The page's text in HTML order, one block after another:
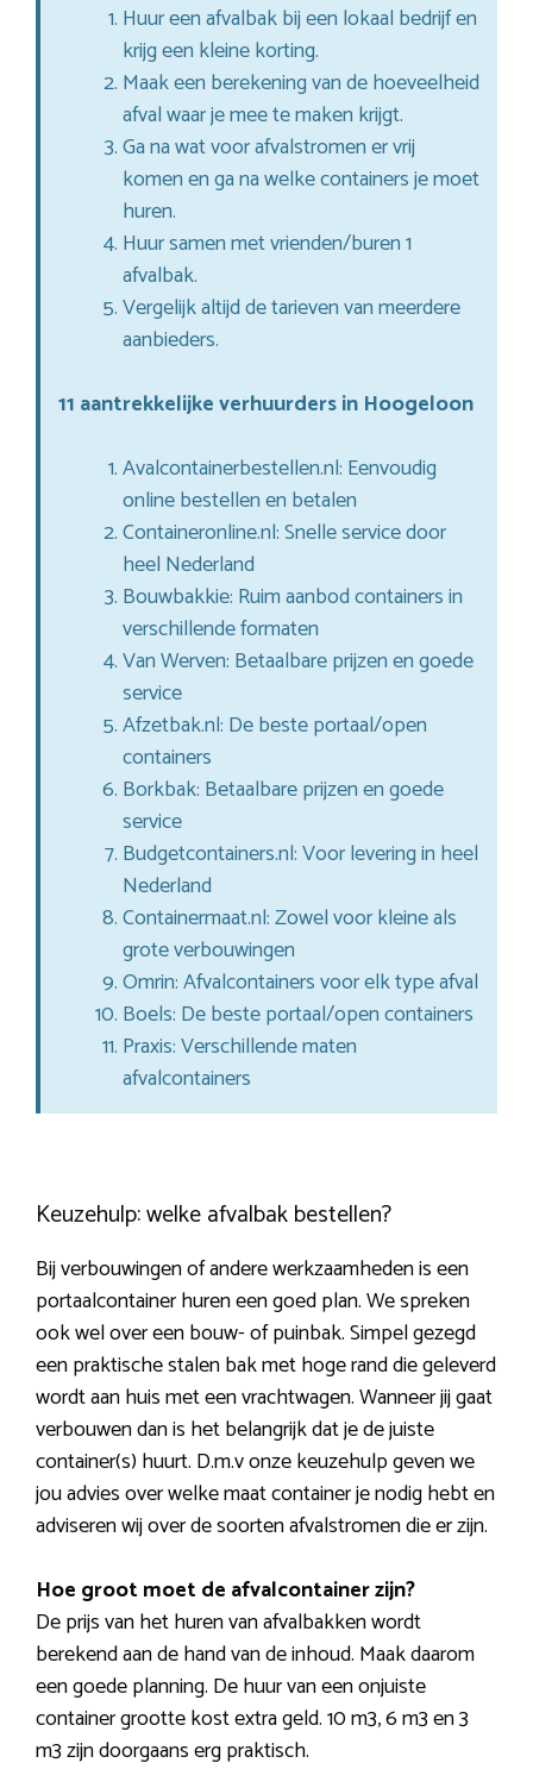
Huur een afvalbak bij een lokaal bedrijf en
krijg een kleine korting.
Maak een berekening van de hoeveelheid
afval waar je mee te maken krijgt.
Ga na wat voor afvalstromen er vrij
komen en ga na welke containers je moet
huren.
Huur samen met vrienden/buren 1
afvalbak.
Vergelijk altijd de tarieven van meerdere
aanbieders.
11 aantrekkelijke verhuurders in Hoogeloon
Avalcontainerbestellen.nl: Eenvoudig
online bestellen en betalen
Containeronline.nl: Snelle service door
heel Nederland
Bouwbakkie: Ruim aanbod containers in
verschillende formaten
Van Werven: Betaalbare prijzen en goede
service
Afzetbak.nl: De beste portaal/open
containers
Borkbak: Betaalbare prijzen en goede
service
Budgetcontainers.nl: Voor levering in heel
Nederland
Containermaat.nl: Zowel voor kleine als
grote verbouwingen
Omrin: Afvalcontainers voor elk type afval
Boels: De beste portaal/open containers
Praxis: Verschillende maten
afvalcontainers
Keuzehulp: welke afvalbak bestellen?
Bij verbouwingen of andere werkzaamheden is een
portaalcontainer huren een goed plan. We spreken
ook wel over een bouw- of puinbak. Simpel gezegd
een praktische stalen bak met hoge rand die geleverd
wordt aan huis met een vrachtwagen. Wanneer jij gaat
verbouwen dan is het belangrijk dat je de juiste
container(s) huurt. D.m.v onze keuzehulp geven we
jou advies over welke maat container je nodig hebt en
adviseren wij over de soorten afvalstromen die er zijn.
Hoe groot moet de afvalcontainer zijn?
De prijs van het huren van afvalbakken wordt
berekend aan de hand van de inhoud. Maak daarom
een goede planning. De huur van een onjuiste
container grootte kost extra geld. 10 m3, 6 m3 en 3
m3 zijn doorgaans erg praktisch.